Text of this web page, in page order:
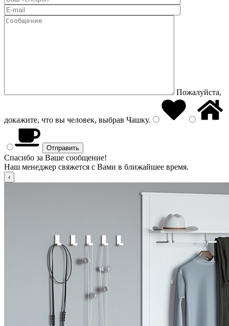
Пожалуйста,
докажите, что вы человек, выбрав Чашку.
Спасибо за Ваше сообщение!
Наш менеджер свяжется с Вами в ближайшее время.